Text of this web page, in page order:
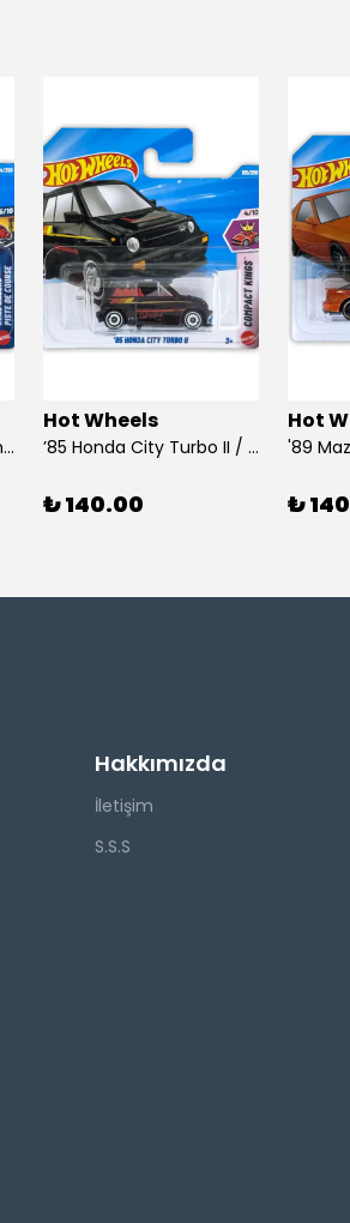
'68 Dodge Dart / Hot Wheels
Hot Wheels
’85 Honda City Turbo II / Hot Wheels
₺ 140.00
Hot
₺
Hakkımızda
İletişim
S.S.S